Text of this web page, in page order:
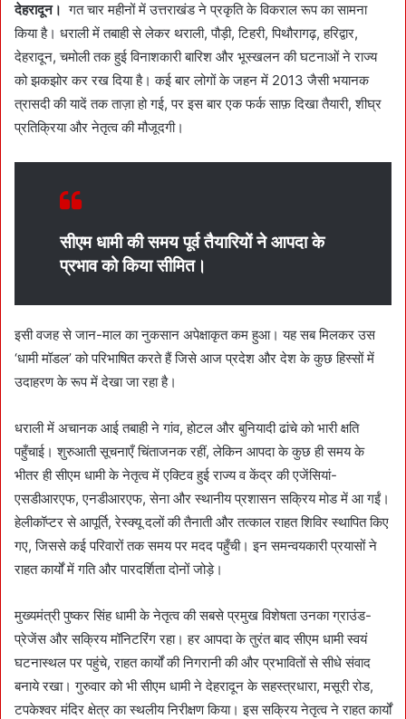
l
देहरादून। गत चार महीनों में उत्तराखंड ने प्रकृति के विकराल रूप का सामना
किया है। धराली में तबाही से लेकर थराली, पौड़ी, टिहरी, पिथौरागढ़, हरिद्वार,
देहरादून, चमोली तक हुई विनाशकारी बारिश और भूस्खलन की घटनाओं ने राज्य
को झकझोर कर रख दिया है। कई बार लोगों के जहन में 2013 जैसी भयानक
त्रासदी की यादें तक ताज़ा हो गई, पर इस बार एक फर्क साफ़ दिखा तैयारी, शीघ्र
प्रतिक्रिया और नेतृत्व की मौजूदगी।
सीएम धामी की समय पूर्व तैयारियों ने आपदा के
प्रभाव को किया सीमित।
इसी वजह से जान-माल का नुकसान अपेक्षाकृत कम हुआ। यह सब मिलकर उस
‘धामी मॉडल’ को परिभाषित करते हैं जिसे आज प्रदेश और देश के कुछ हिस्सों में
उदाहरण के रूप में देखा जा रहा है।
धराली में अचानक आई तबाही ने गांव, होटल और बुनियादी ढांचे को भारी क्षति
पहुँचाई। शुरुआती सूचनाएँ चिंताजनक रहीं, लेकिन आपदा के कुछ ही समय के
भीतर ही सीएम धामी के नेतृत्व में एक्टिव हुई राज्य व केंद्र की एजेंसियां-
एसडीआरएफ, एनडीआरएफ, सेना और स्थानीय प्रशासन सक्रिय मोड में आ गईं।
हेलीकॉप्टर से आपूर्ति, रेस्क्यू दलों की तैनाती और तत्काल राहत शिविर स्थापित किए
गए, जिससे कई परिवारों तक समय पर मदद पहुँची। इन समन्वयकारी प्रयासों ने
राहत कार्यों में गति और पारदर्शिता दोनों जोड़े।
मुख्यमंत्री पुष्कर सिंह धामी के नेतृत्व की सबसे प्रमुख विशेषता उनका ग्राउंड-
प्रेजेंस और सक्रिय मॉनिटरिंग रहा। हर आपदा के तुरंत बाद सीएम धामी स्वयं
घटनास्थल पर पहुंचे, राहत कार्यों की निगरानी की और प्रभावितों से सीधे संवाद
बनाये रखा। गुरुवार को भी सीएम धामी ने देहरादून के सहस्त्रधारा, मसूरी रोड,
टपकेश्वर मंदिर क्षेत्र का स्थलीय निरीक्षण किया। इस सक्रिय नेतृत्व ने राहत कार्यों